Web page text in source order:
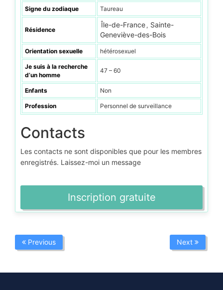
Signe du zodiaque Taureau
Résidence
Île-de-France , Sainte-
Geneviève-des-Bois
Orientation sexuelle hétérosexuel
Je suis à la recherche
d’un homme
47 – 60
Enfants Non
Profession Personnel de surveillance
Contacts
Les contacts ne sont disponibles que pour les membres
enregistrés. Laissez-moi un message
Inscription gratuite
Previous Next